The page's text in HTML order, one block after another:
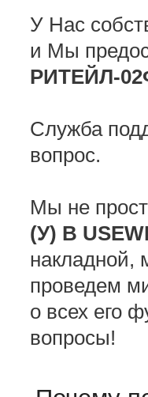
У Нас
и Мы
РИТЕЙЛ-
Служба
вопрос.
Мы не
(У) B
накладной,
проведем
о всех его
вопросы!